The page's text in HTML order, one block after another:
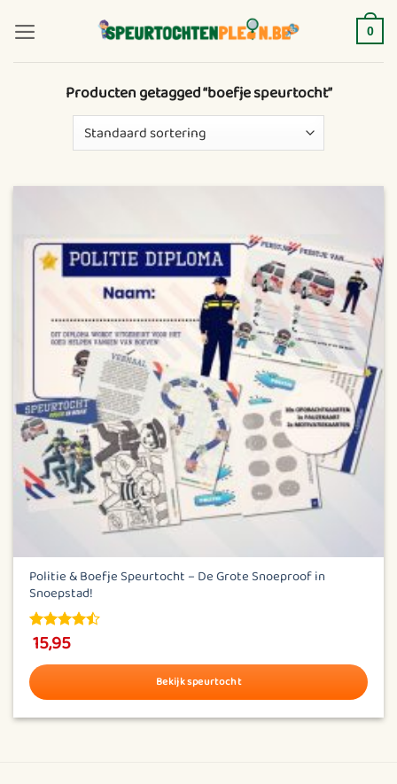
naar
inhoud
0
Producten getagged “boefje speurtocht”
Politie & Boefje Speurtocht – De Grote Snoeproof in
Snoepstad!
4.45out
of 5
15,95
Bekijk speurtocht